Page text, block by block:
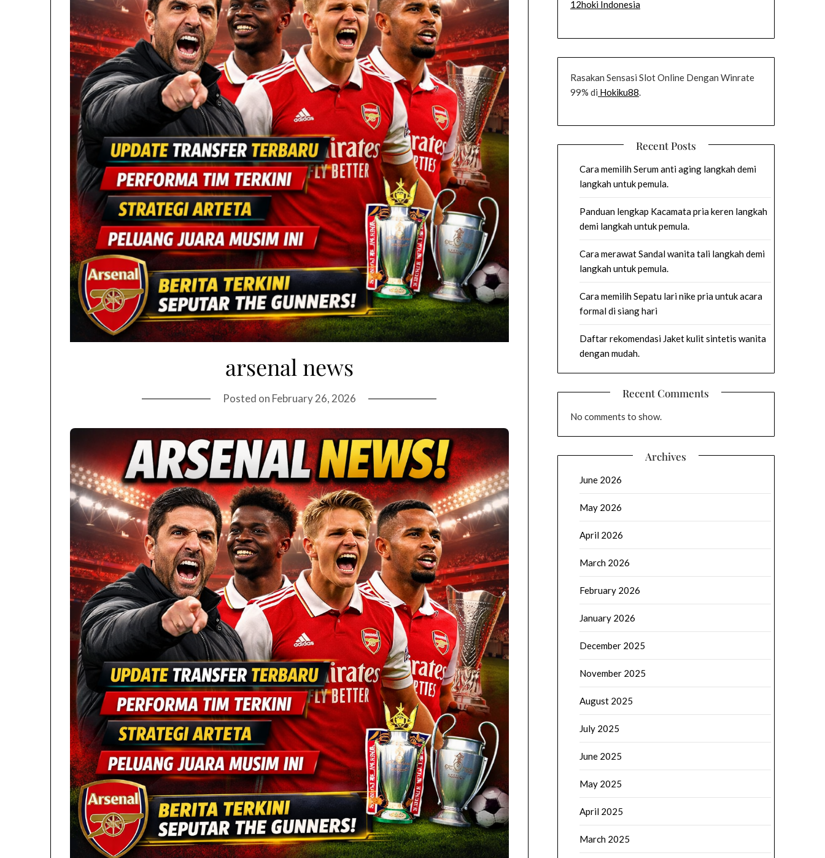
arsenal news
Posted on February 26, 2026
12hoki Indonesia
Rasakan Sensasi Slot Online Dengan Winrate
99% di Hokiku88
Recent Posts
Cara memilih Serum anti aging langkah demi
langkah untuk pemula.
Panduan lengkap Kacamata pria keren langkah
demi langkah untuk pemula.
Cara merawat Sandal wanita tali langkah demi
langkah untuk pemula.
Cara memilih Sepatu lari nike pria untuk acara
formal di siang hari
Daftar rekomendasi Jaket kulit sintetis wanita
dengan mudah.
Recent Comments
No comments to show.
Archives
June 2026
May 2026
April 2026
March 2026
February 2026
January 2026
December 2025
November 2025
August 2025
July 2025
June 2025
May 2025
April 2025
March 2025